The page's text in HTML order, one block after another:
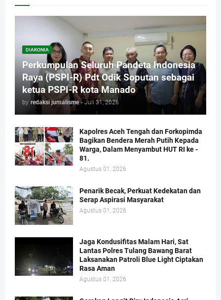
DIAKONIA
Perkumpulan Seluruh Pandeta Indonesia
Raya (PSPI-R) Pdt Odik Soputan sebagai
ketua PSPI-R kota Manado
by redaksi jurnalisme - Juli 31, 2026
Kapolres Aceh Tengah dan Forkopimda
Bagikan Bendera Merah Putih Kepada
Warga, Dalam Menyambut HUT RI ke -
81.
Agustus 01, 2026
Penarik Becak, Perkuat Kedekatan dan
Serap Aspirasi Masyarakat
Agustus 01, 2026
Jaga Kondusifitas Malam Hari, Sat
Lantas Polres Tulang Bawang Barat
Laksanakan Patroli Blue Light Ciptakan
Rasa Aman
Agustus 01, 2026